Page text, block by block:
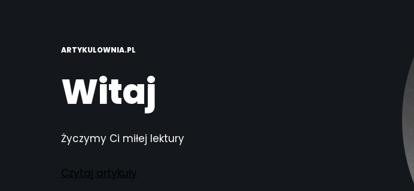
ARTYKULOWNIA.PL
Witaj
Życzymy Ci miłej lektury
Czytaj artykuły